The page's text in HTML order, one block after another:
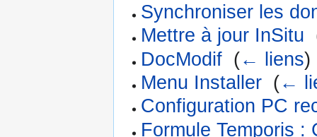
Synchroniser les
Mettre à jour InSitu
DocModif (← liens)
Menu Installer (←
Configuration PC
Formule Temporis :